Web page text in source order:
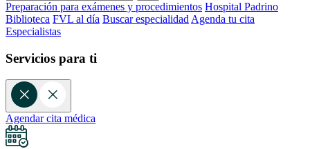
Preparación para exámenes y procedimientos Hospital Padrino
Biblioteca FVL al día Buscar especialidad Agenda tu cita
Especialistas
Servicios para ti
Agendar cita médica